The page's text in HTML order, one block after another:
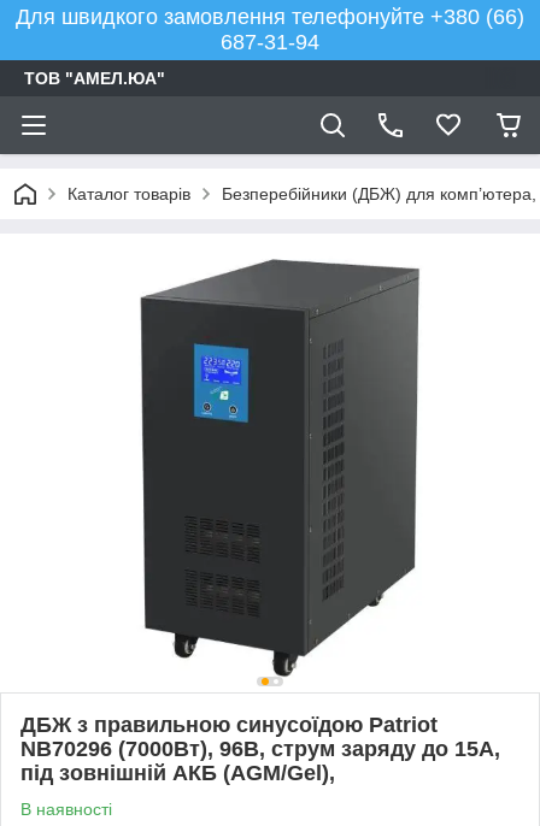
Для швидкого замовлення телефонуйте +380 (66)
687-31-94
ТОВ "АМЕЛ.ЮА"
Каталог товарів Безперебійники (ДБЖ) для комп’ютера,
ДБЖ з правильною синусоїдою Patriot
NB70296 (7000Вт), 96В, струм заряду до 15А,
під зовнішній АКБ (AGM/Gel),
В наявності